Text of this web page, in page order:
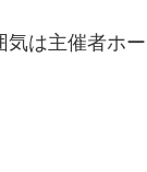
は主催者ホ